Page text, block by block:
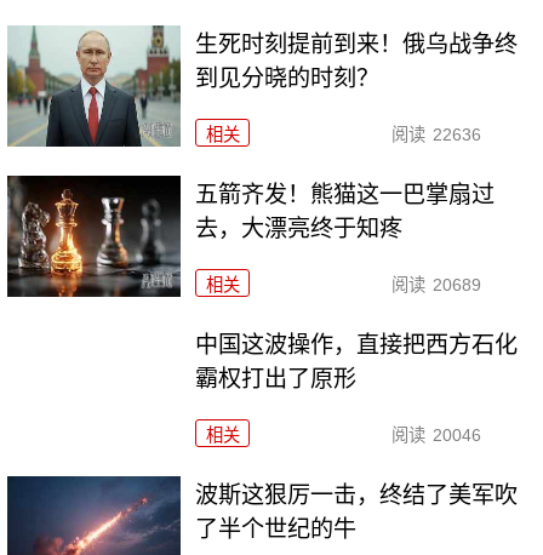
生死时刻提前到来！俄乌战争终
到见分晓的时刻？
相关 阅读 22636
五箭齐发！熊猫这一巴掌扇过
去，大漂亮终于知疼
相关 阅读 20689
中国这波操作，直接把西方石化
霸权打出了原形
相关 阅读 20046
波斯这狠厉一击，终结了美军吹
了半个世纪的牛